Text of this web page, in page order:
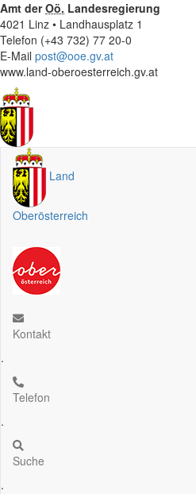
Amt derOö. Landesregierung
4021 Linz • Landhausplatz 1
Telefon (+43 732) 77 20-0
E-Mail post@ooe.gv.at
www.land-oberoesterreich.gv.at
Land
Oberösterreich
Kontakt
.
Telefon
.
Suche
.